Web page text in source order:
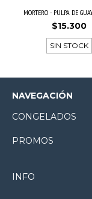
MORTERO - PULPA DE
$15.300
SIN STOCK
NAVEGACIÓN
CONGELADOS
PROMOS
INFO